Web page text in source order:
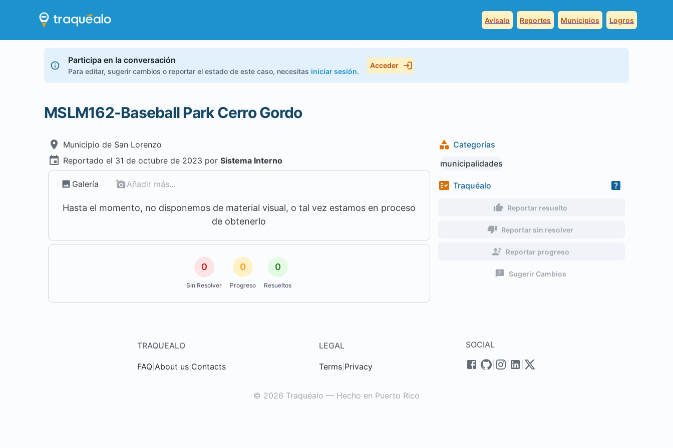
Avísalo Reportes Municipios Logros
Participa en la conversación
Para editar, sugerir cambios o reportar el estado de este caso, necesitas iniciar sesión.
Acceder
MSLM162-Baseball Park Cerro Gordo
Municipio de San Lorenzo
Reportado el 31 de octubre de 2023 por Sistema Interno
Galería Añadir más...
Hasta el momento, no disponemos de material visual, o tal vez estamos en proceso
de obtenerlo
0
Sin Resolver
0
Progreso
0
Resueltos
Categorías
municipalidades
Traquéalo
Reportar resuelto
Reportar sin resolver
Reportar progreso
Sugerir Cambios
TRAQUEALO
FAQ About us Contacts
LEGAL
Terms Privacy
SOCIAL
© 2026 Traquéalo — Hecho en Puerto Rico